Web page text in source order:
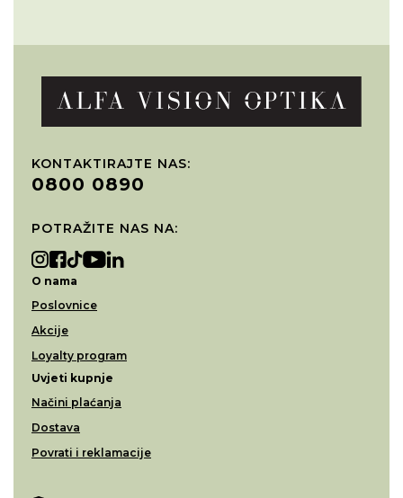
KONTAKTIRAJTE NAS:
0800 0890
POTRAŽITE NAS NA:
O nama
Poslovnice
Akcije
Loyalty program
Uvjeti kupnje
Načini plaćanja
Dostava
Povrati i reklamacije